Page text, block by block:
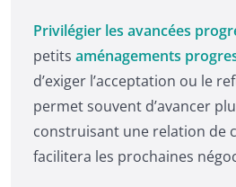
Privilégier les avancées
petits aménagements
d’exiger l’acceptation ou le
permet souvent d’avancer
construisant une relation de
facilitera les prochaines